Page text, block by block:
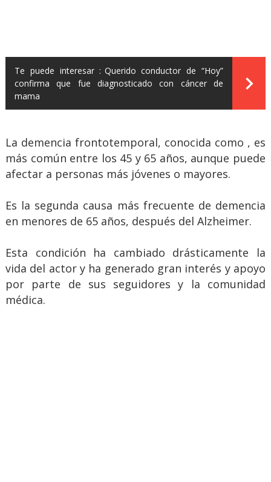
Te puede interesar : Querido conductor de “Hoy”
confirma que fue diagnosticado con cáncer de
mama
La demencia frontotemporal, conocida como , es
más común entre los 45 y 65 años, aunque puede
afectar a personas más jóvenes o mayores.
Es la segunda causa más frecuente de demencia
en menores de 65 años, después del Alzheimer.
Esta condición ha cambiado drásticamente la
vida del actor y ha generado gran interés y apoyo
por parte de sus seguidores y la comunidad
médica.